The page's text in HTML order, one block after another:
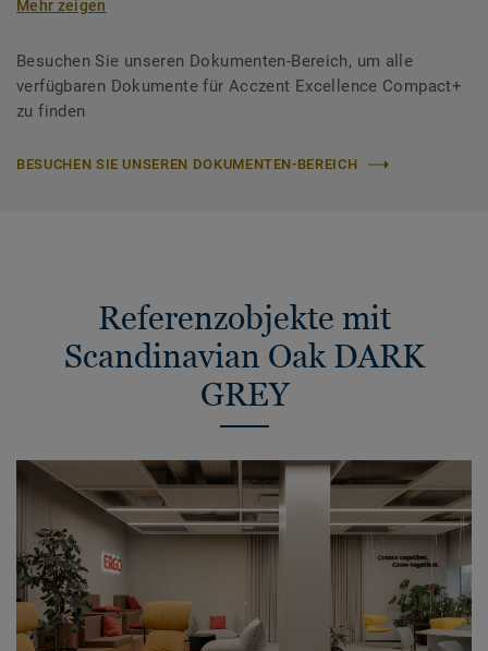
Mehr zeigen
Besuchen Sie unseren Dokumenten-Bereich, um alle
verfügbaren Dokumente für Acczent Excellence Compact+
zu finden
BESUCHEN SIE UNSEREN DOKUMENTEN-BEREICH
Referenzobjekte mit
Scandinavian Oak DARK
GREY